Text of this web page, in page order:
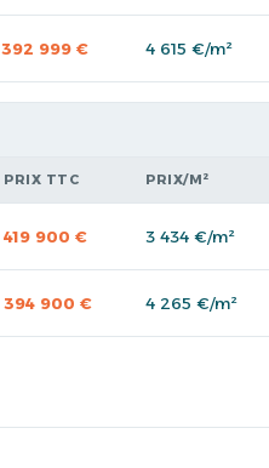
392 999 € 4 615 €/m²
PRIX TTC PRIX/M²
419 900 € 3 434 €/m²
394 900 € 4 265 €/m²